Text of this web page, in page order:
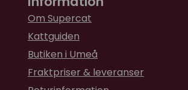
Om Supercat
Kattguiden
Butiken i Umeå
Fraktpriser & leveranser